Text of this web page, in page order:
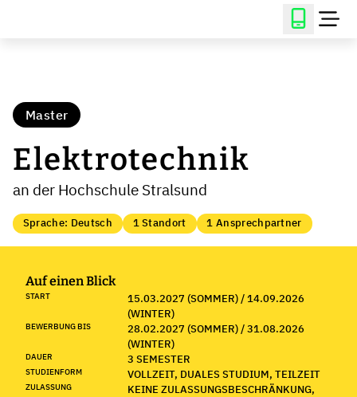
Master
Elektrotechnik
an der Hochschule Stralsund
Sprache: Deutsch 1 Standort 1 Ansprechpartner
Auf einen Blick
START
15.03.2027 (SOMMER) / 14.09.2026
(WINTER)
BEWERBUNG BIS
28.02.2027 (SOMMER) / 31.08.2026
(WINTER)
DAUER 3 SEMESTER
STUDIENFORM VOLLZEIT, DUALES STUDIUM, TEILZEIT
ZULASSUNG
KEINE ZULASSUNGSBESCHRÄNKUNG,